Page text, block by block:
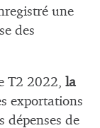
une
des
T2 2022, la
exportations
dépenses de